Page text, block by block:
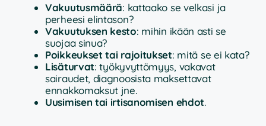
Vakuutusmäärä: kattaako se velkasi ja
perheesi elintason?
Vakuutuksen kesto: mihin ikään asti se
suojaa sinua?
Poikkeukset tai rajoitukset: mitä se ei kata?
Lisäturvat: työkyvyttömyys, vakavat
sairaudet, diagnoosista maksettavat
ennakkomaksut jne.
Uusimisen tai irtisanomisen ehdot.